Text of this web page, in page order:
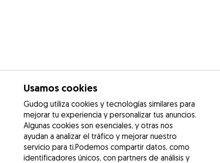
Usamos cookies
Gudog utiliza cookies y tecnologías similares para
mejorar tu experiencia y personalizar tus anuncios.
Algunas cookies son esenciales, y otras nos
ayudan a analizar el tráfico y mejorar nuestro
servicio para ti.Podemos compartir datos, como
identificadores únicos, con partners de análisis y